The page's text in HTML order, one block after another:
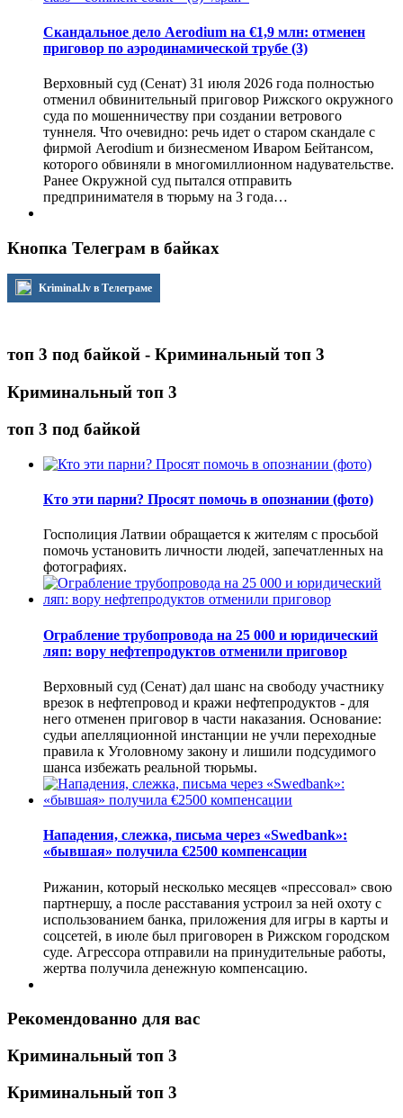
Скандальное дело Aerodium на €1,9 млн: отменен
приговор по аэродинамической трубе (3)
Верховный суд (Сенат) 31 июля 2026 года полностью
отменил обвинительный приговор Рижского окружного
суда по мошенничеству при создании ветрового
туннеля. Что очевидно: речь идет о старом скандале с
фирмой Aerodium и бизнесменом Иваром Бейтансом,
которого обвиняли в многомиллионном надувательстве.
Ранее Окружной суд пытался отправить
предпринимателя в тюрьму на 3 года…
Кнопка Телеграм в байках
Kriminal.lv в Телеграме
топ 3 под байкой - Криминальный топ 3
Криминальный топ 3
топ 3 под байкой
Кто эти парни? Просят помочь в опознании (фото)
Госполиция Латвии обращается к жителям с просьбой
помочь установить личности людей, запечатленных на
фотографиях.
Ограбление трубопровода на 25 000 и юридический
ляп: вору нефтепродуктов отменили приговор
Верховный суд (Сенат) дал шанс на свободу участнику
врезок в нефтепровод и кражи нефтепродуктов - для
него отменен приговор в части наказания. Основание:
судьи апелляционной инстанции не учли переходные
правила к Уголовному закону и лишили подсудимого
шанса избежать реальной тюрьмы.
Нападения, слежка, письма через «Swedbank»:
«бывшая» получила €2500 компенсации
Рижанин, который несколько месяцев «прессовал» свою
партнершу, а после расставания устроил за ней охоту с
использованием банка, приложения для игры в карты и
соцсетей, в июле был приговорен в Рижском городском
суде. Агрессора отправили на принудительные работы,
жертва получила денежную компенсацию.
Рекомендованно для вас
Криминальный топ 3
Криминальный топ 3